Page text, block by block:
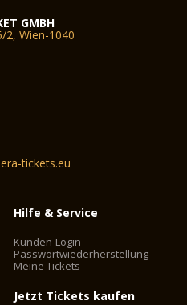
GMBH
2, Wien-1040
tickets.eu
Hilfe & Service
Kunden-Login
Passwortwiederherstellung
Meine Tickets
Jetzt Tickets kaufen